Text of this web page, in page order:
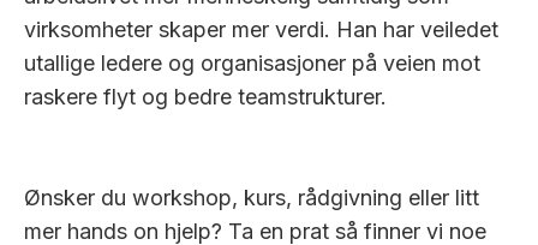
virksomheter skaper mer verdi. Han har veiledet
utallige ledere og organisasjoner på veien mot
raskere flyt og bedre teamstrukturer.
Ønsker du workshop, kurs, rådgivning eller litt
mer hands on hjelp? Ta en prat så finner vi noe